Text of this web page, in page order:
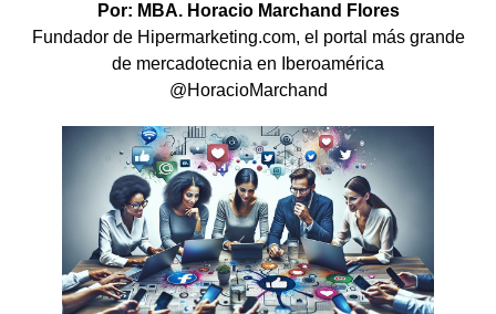
Por: MBA. Horacio Marchand Flores
Fundador de Hipermarketing.com, el portal más grande
de mercadotecnia en Iberoamérica
@HoracioMarchand